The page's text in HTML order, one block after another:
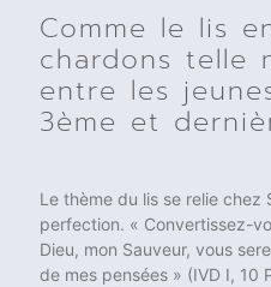
Comme le lis
chardons telle
entre les
3ème et
Le thème du lis se relie chez
perfection. « Convertissez-
Dieu, mon Sauveur, vous
de mes pensées » (IVD I, 10